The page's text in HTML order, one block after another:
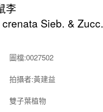
李
Sieb. & Zucc.
圖檔:0027502
拍攝者:黃建益
雙子葉植物